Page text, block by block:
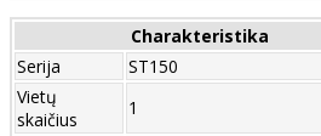
Charakteristika
Serija
ST150
Vietų
skaičius
1